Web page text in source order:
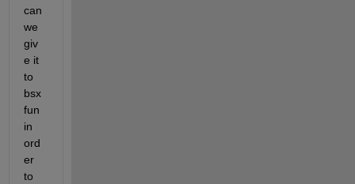
can
we
giv
e it
to
bsx
fun
in
ord
er
to